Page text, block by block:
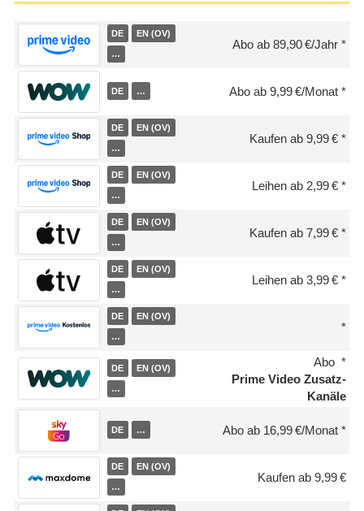
DE EN (OV)
…
Abo ab 89,90 €/Jahr
DE … Abo ab 9,99 €/Monat
DE EN (OV)
…
Kaufen ab 9,99 €
DE EN (OV)
…
Leihen ab 2,99 €
DE EN (OV)
…
Kaufen ab 7,99 €
DE EN (OV)
…
Leihen ab 3,99 €
DE EN (OV)
…
DE EN (OV)
…
Abo
Prime Video Zusatz-
Kanäle
DE … Abo ab 16,99 €/Monat
DE EN (OV)
…
Kaufen ab 9,99 €